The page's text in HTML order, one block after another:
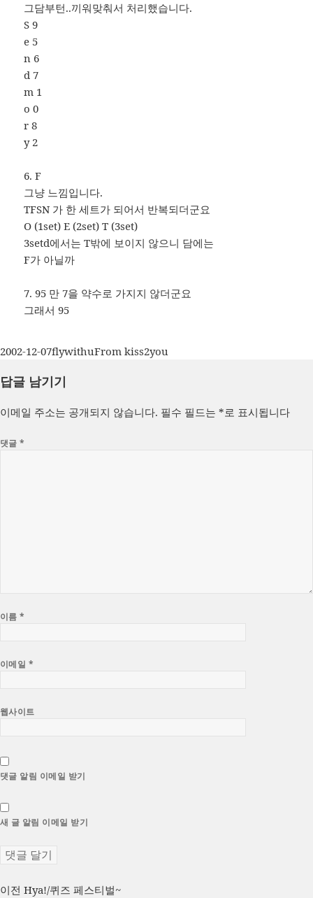
그담부턴..끼워맞춰서 처리했습니다.
S 9
e 5
n 6
d 7
m 1
o 0
r 8
y 2
6. F
그냥 느낌입니다.
TFSN 가 한 세트가 되어서 반복되더군요
O (1set) E (2set) T (3set)
3setd에서는 T밖에 보이지 않으니 담에는
F가 아닐까
7. 95 만 7을 약수로 가지지 않더군요
그래서 95
작
일
2002-12-07글
이
flywithu카
From kiss2you
답글 남기기
이메일 주소는 공개되지 않습니다. 필수 필드는 *로 표시됩니다
댓글*
이름*
이메일 *
웹사이트
댓글 알림 이메일 받기
새 글 알림 이메일 받기
글
이전 이
Hya!/퀴즈 페스티벌~